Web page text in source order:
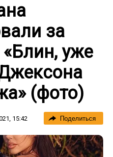
за
уже
(фото)
15:42 Поделиться